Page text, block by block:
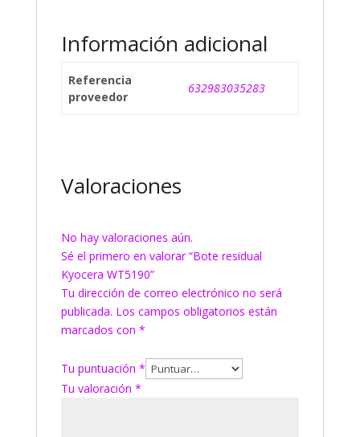
Información adicional
Referencia
proveedor
632983035283
Valoraciones
No hay valoraciones aún.
Sé el primero en valorar “Bote residual
Kyocera WT5190”
Tu dirección de correo electrónico no será
publicada. Los campos obligatorios están
marcados con *
Tu puntuación *
Tu valoración *